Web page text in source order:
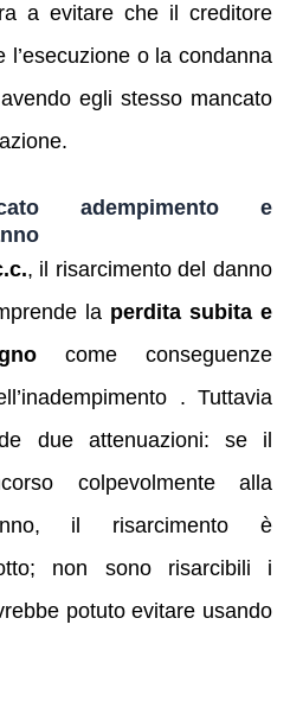
a evitare che il creditore
l’esecuzione o la condanna
egli stesso mancato
adempimento e
, il risarcimento del danno
la perdita subita e
come conseguenze
. Tuttavia
due attenuazioni: se il
colpevolmente alla
il risarcimento è
non sono risarcibili i
potuto evitare usando